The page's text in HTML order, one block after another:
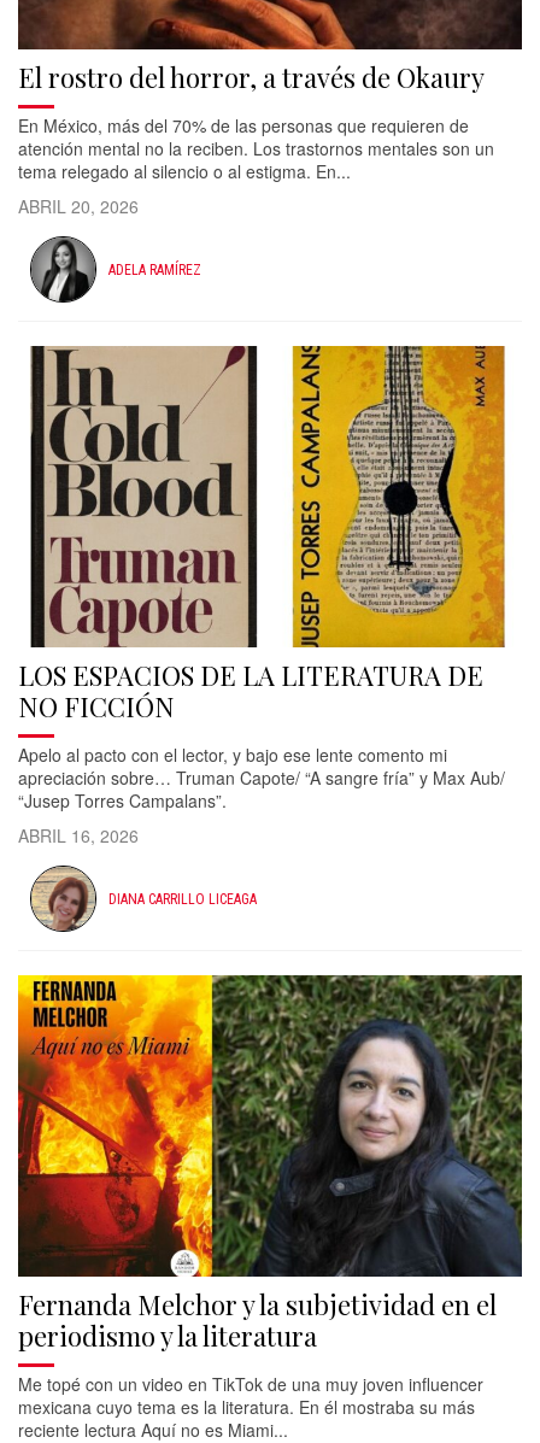
El rostro del horror, a través de Okaury
En México, más del 70% de las personas que requieren de
atención mental no la reciben. Los trastornos mentales son un
tema relegado al silencio o al estigma. En...
ABRIL 20, 2026
ADELA RAMÍREZ
LOS ESPACIOS DE LA LITERATURA DE
NO FICCIÓN
Apelo al pacto con el lector, y bajo ese lente comento mi
apreciación sobre… Truman Capote/ “A sangre fría” y Max Aub/
“Jusep Torres Campalans”.
ABRIL 16, 2026
DIANA CARRILLO LICEAGA
Fernanda Melchor y la subjetividad en el
periodismo y la literatura
Me topé con un video en TikTok de una muy joven influencer
mexicana cuyo tema es la literatura. En él mostraba su más
reciente lectura Aquí no es Miami...